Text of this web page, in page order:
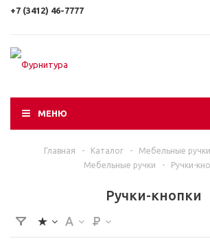
+7 (3412) 46-7777
МЕНЮ
Главная - Каталог - Мебельные
Мебельные ручки
- Ручки-
Ручки-кнопки